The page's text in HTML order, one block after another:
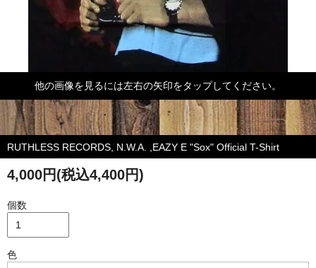
他の画像を見るには左右の矢印をタップしてください。
RUTHLESS RECORDS, N.W.A. ,EAZY E "Sox" Official T-Shirt
4,000円(税込4,400円)
個数
色